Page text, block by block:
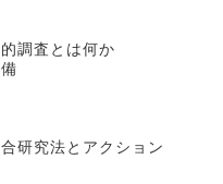
調査とは何か
研究法とアクション